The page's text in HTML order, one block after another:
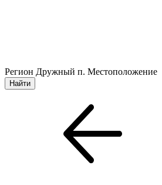
Регион Дружный п. Местоположение